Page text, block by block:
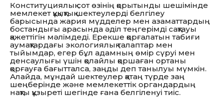
Конституциялық сот өзiнiң қорытынды шешiмiнде
мемлекет құқықтық шектеулердi белгiлеу
барысында жария мүдделер мен азаматтардың
бостандығы арасында әдiл теңгерiмдi сақтауы
қажеттігін мәлімдеді. Ерекше қорғалатын табиғи
аумақтардағы экологиялық талаптар мен
тыйымдар, егер бұл адамның өмiр сүруі мен
денсаулығы үшiн қолайлы қоршаған ортаны
қорғауға бағытталса, заңды деп танылуы мүмкін.
Алайда, мұндай шектеулер қатаң түрде заң
шеңберінде және мемлекеттік органдардың
нақты құзыреті шегінде ғана белгіленуі тиіс.